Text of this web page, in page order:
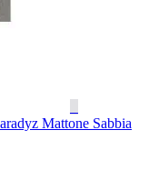
Mattone Sabbia